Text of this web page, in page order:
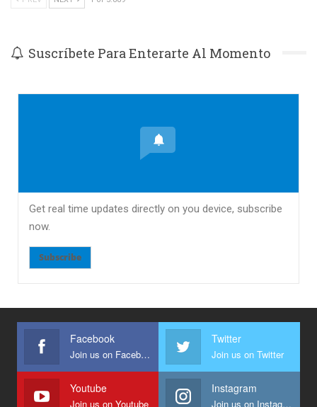
Suscríbete Para Enterarte Al Momento
Get real time updates directly on you device, subscribe
now.
Subscribe
Facebook
Join us on Facebook
Twitter
Join us on Twitter
Youtube
Join us on Youtube
Instagram
Join us on Instagram